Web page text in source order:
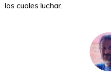
los cuales luchar.